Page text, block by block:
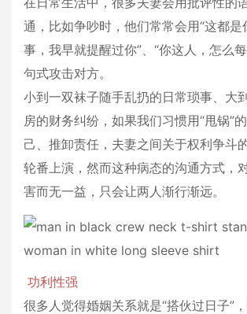
通，比如争吵时，他们常常会用“这都是
事，我早就提醒过你”、“你这人，怎么
句式攻击对方。
小到一双袜子随手乱扔的日常琐事、大
房的财务纠纷，如果我们习惯用“甩锅”
己、推卸责任，夫妻之间关于权利争斗
轮番上演，然而这种病态的沟通方式，
害而无一益，只会让两人渐行渐远。
功利性强
很多人觉得婚姻关系就是“搭伙过日子”